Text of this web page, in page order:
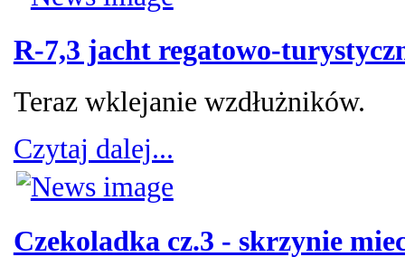
R-7,3 jacht regatowo-
Teraz wklejanie wzdłużników.
Czytaj dalej...
Czekoladka cz.3 - skrzynie